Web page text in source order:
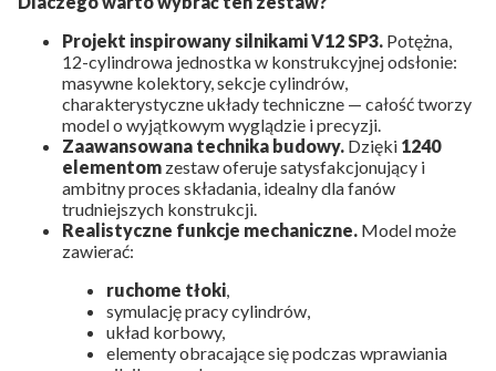
Projekt inspirowany silnikami V12 SP3. Potężna,
12-cylindrowa jednostka w konstrukcyjnej odsłonie:
masywne kolektory, sekcje cylindrów,
charakterystyczne układy techniczne — całość tworzy
model o wyjątkowym wyglądzie i precyzji.
Zaawansowana technika budowy. Dzięki 1240
elementom zestaw oferuje satysfakcjonujący i
ambitny proces składania, idealny dla fanów
trudniejszych konstrukcji.
Realistyczne funkcje mechaniczne. Model może
zawierać:
ruchome tłoki,
symulację pracy cylindrów,
układ korbowy,
elementy obracające się podczas wprawiania